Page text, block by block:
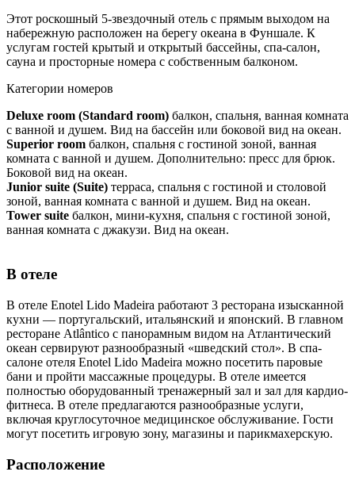
Этот роскошный 5-звездочный отель с прямым выходом на
набережную расположен на берегу океана в Фуншале. К
услугам гостей крытый и открытый бассейны, спа-салон,
сауна и просторные номера с собственным балконом.
Категории номеров
Deluxe room (Standard room) балкон, спальня, ванная комната
с ванной и душем. Вид на бассейн или боковой вид на океан.
Superior room балкон, спальня с гостиной зоной, ванная
комната с ванной и душем. Дополнительно: пресс для брюк.
Боковой вид на океан.
Junior suite (Suite) терраса, спальня с гостиной и столовой
зоной, ванная комната с ванной и душем. Вид на океан.
Tower suite балкон, мини-кухня, спальня с гостиной зоной,
ванная комната с джакузи. Вид на океан.
В отеле
В отеле Enotel Lido Madeira работают 3 ресторана изысканной
кухни — португальский, итальянский и японский. В главном
ресторане Atlântico с панорамным видом на Атлантический
океан сервируют разнообразный «шведский стол». В спа-
салоне отеля Enotel Lido Madeira можно посетить паровые
бани и пройти массажные процедуры. В отеле имеется
полностью оборудованный тренажерный зал и зал для кардио-
фитнеса. В отеле предлагаются разнообразные услуги,
включая круглосуточное медицинское обслуживание. Гости
могут посетить игровую зону, магазины и парикмахерскую.
Расположение